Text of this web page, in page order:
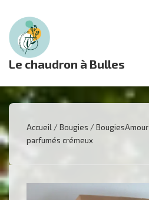
passer
contenu
Le chaudron à Bulles
Accueil /Bougies /BougiesAmour
parfumés crémeux